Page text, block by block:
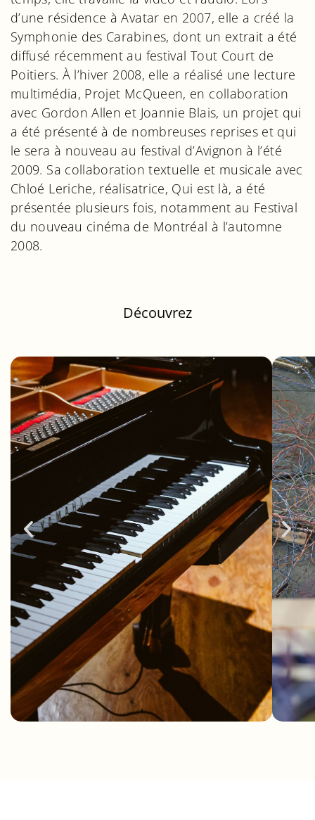
d’une résidence à Avatar en 2007, elle a créé la
Symphonie des Carabines, dont un extrait a été
diffusé récemment au festival Tout Court de
Poitiers. À l’hiver 2008, elle a réalisé une lecture
multimédia, Projet McQueen, en collaboration
avec Gordon Allen et Joannie Blais, un projet qui
a été présenté à de nombreuses reprises et qui
le sera à nouveau au festival d’Avignon à l’été
2009. Sa collaboration textuelle et musicale avec
Chloé Leriche, réalisatrice, Qui est là, a été
présentée plusieurs fois, notamment au Festival
du nouveau cinéma de Montréal à l’automne
2008.
Découvrez